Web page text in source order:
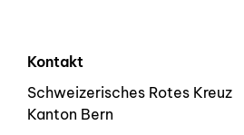
Kontakt
Schweizerisches Rotes Kreuz
Kanton Bern